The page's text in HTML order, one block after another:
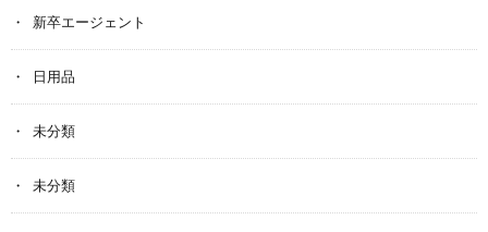
新卒エージェント
日用品
未分類
未分類